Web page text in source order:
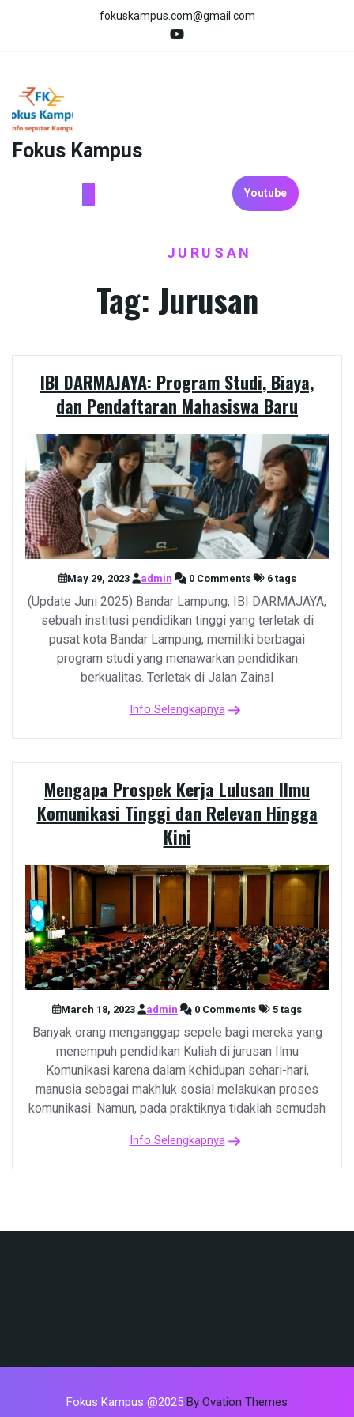
fokuskampus.com@gmail.com
Fokus Kampus
Youtube
JURUSAN
Tag: Jurusan
IBI DARMAJAYA: Program Studi, Biaya,
dan Pendaftaran Mahasiswa Baru
May 29, 2023 admin 0 Comments 6 tags
(Update Juni 2025) Bandar Lampung, IBI DARMAJAYA,
sebuah institusi pendidikan tinggi yang terletak di
pusat kota Bandar Lampung, memiliki berbagai
program studi yang menawarkan pendidikan
berkualitas. Terletak di Jalan Zainal
Info Selengkapnya
Mengapa Prospek Kerja Lulusan Ilmu
Komunikasi Tinggi dan Relevan Hingga
Kini
March 18, 2023 admin 0 Comments 5 tags
Banyak orang menganggap sepele bagi mereka yang
menempuh pendidikan Kuliah di jurusan Ilmu
Komunikasi karena dalam kehidupan sehari-hari,
manusia sebagai makhluk sosial melakukan proses
komunikasi. Namun, pada praktiknya tidaklah semudah
Info Selengkapnya
Fokus Kampus @2025 By Ovation Themes